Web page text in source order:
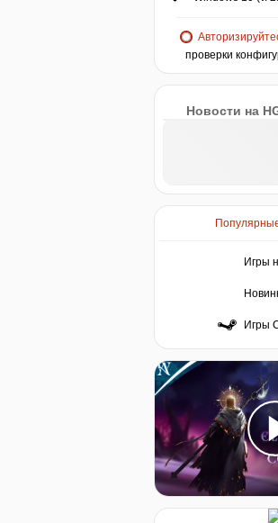
проверки
Новости на
Игры
Игры